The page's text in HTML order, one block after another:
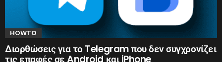
HOWTO
Διορθώσεις για το Telegram που δεν συγχρονίζει
τις επαφές σε Android και iPhone